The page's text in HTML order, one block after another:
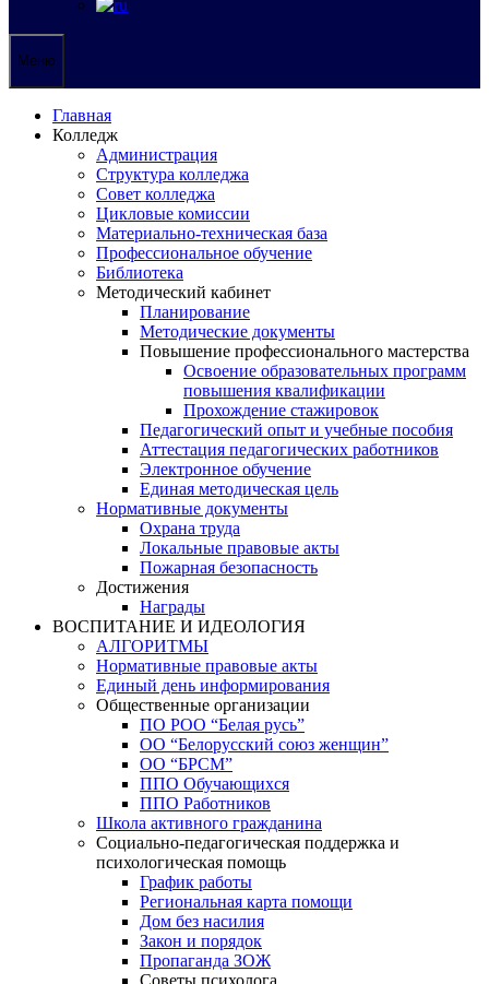
Меню
Главная
Колледж
Администрация
Структура колледжа
Совет колледжа
Цикловые комиссии
Материально-техническая база
Профессиональное обучение
Библиотека
Методический кабинет
Планирование
Методические документы
Повышение профессионального мастерства
Освоение образовательных программ
повышения квалификации
Прохождение стажировок
Педагогический опыт и учебные пособия
Аттестация педагогических работников
Электронное обучение
Единая методическая цель
Нормативные документы
Охрана труда
Локальные правовые акты
Пожарная безопасность
Достижения
Награды
ВОСПИТАНИЕ И ИДЕОЛОГИЯ
АЛГОРИТМЫ
Нормативные правовые акты
Единый день информирования
Общественные организации
ПО РОО “Белая русь”
ОО “Белорусский союз женщин”
ОО “БРСМ”
ППО Обучающихся
ППО Работников
Школа активного гражданина
Социально-педагогическая поддержка и
психологическая помощь
График работы
Региональная карта помощи
Дом без насилия
Закон и порядок
Пропаганда ЗОЖ
Советы психолога